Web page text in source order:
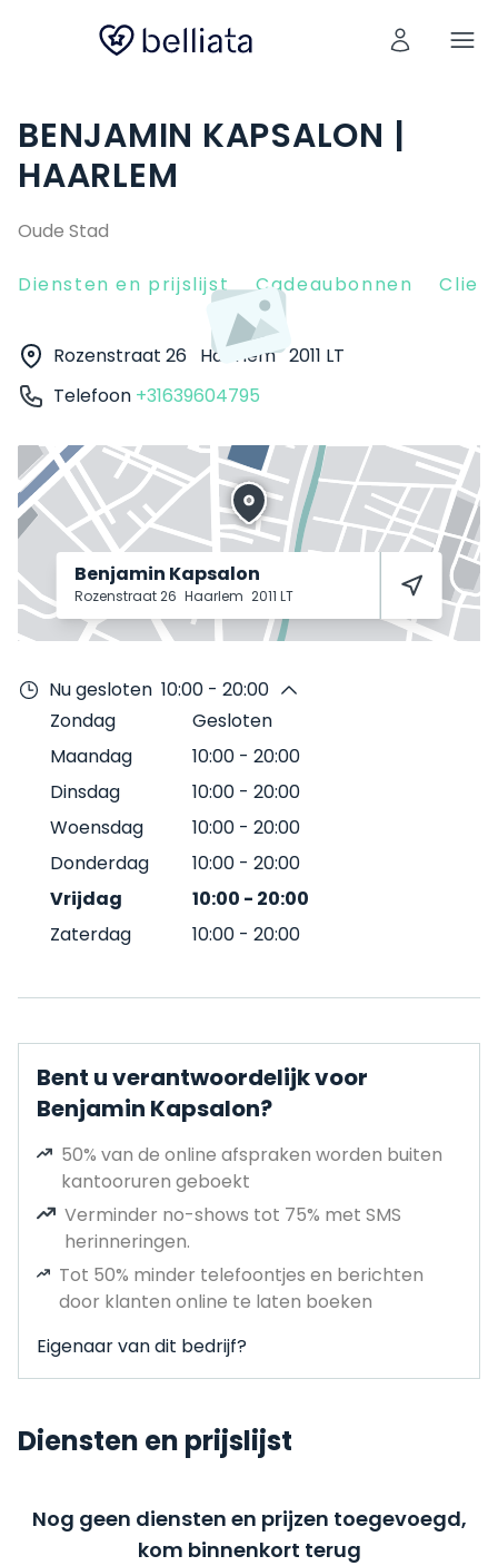
BENJAMIN KAPSALON |
HAARLEM
Oude Stad
Diensten en prijslijst Cadeaubonnen
Rozenstraat 26 Haarlem 2011 LT
Telefoon +31639604795
Benjamin Kapsalon
Rozenstraat 26 Haarlem 2011 LT
Nu gesloten 10:00 - 20:00
Zondag
Gesloten
Maandag
10:00 - 20:00
Dinsdag
10:00 - 20:00
Woensdag
10:00 - 20:00
Donderdag
10:00 - 20:00
Vrijdag
10:00 - 20:00
Zaterdag
10:00 - 20:00
Bent u verantwoordelijk voor
Benjamin Kapsalon?
50% van de online afspraken worden buiten
kantooruren geboekt
Verminder no-shows tot 75% met SMS
herinneringen.
Tot 50% minder telefoontjes en berichten
door klanten online te laten boeken
Eigenaar van dit bedrijf?
Diensten en prijslijst
Nog geen diensten en prijzen toegevoegd,
kom binnenkort terug